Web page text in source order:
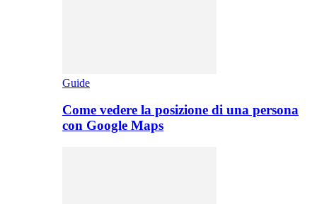
Guide
Come vedere la posizione di una persona
con Google Maps